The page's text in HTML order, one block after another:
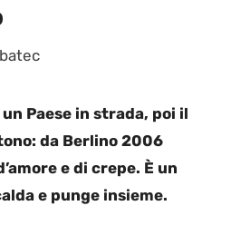
Paese in strada, poi il
da Berlino 2006
e di crepe. È un
e punge insieme.